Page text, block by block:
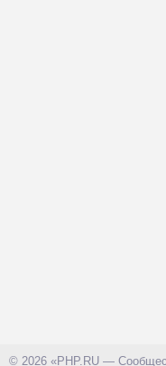
© 2026 «PHP.RU —